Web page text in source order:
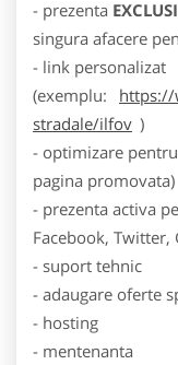
- prezenta
singura afacere
- link personalizat
(exemplu:
https://
stradale/ilfov )
- optimizare
pagina promovata)
- prezenta activa
Facebook, Twitter,
- suport tehnic
- adaugare oferte
- hosting
- mentenanta